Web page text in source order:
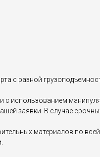
с разной
использованием
заявки. В случае
материалов по